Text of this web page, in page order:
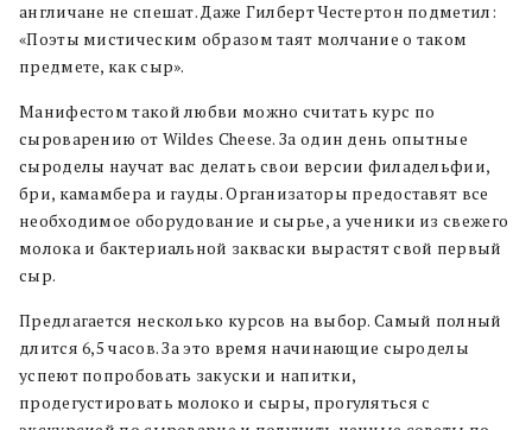
англичане не спешат. Даже Гилберт Честертон подметил:
«Поэты мистическим образом таят молчание о таком
предмете, как сыр».
Манифестом такой любви можно считать курс по
сыроварению от Wildes Cheese. За один день опытные
сыроделы научат вас делать свои версии филадельфии,
бри, камамбера и гауды. Организаторы предоставят все
необходимое оборудование и сырье, а ученики из свежего
молока и бактериальной закваски вырастят свой первый
сыр.
Предлагается несколько курсов на выбор. Самый полный
длится 6,5 часов. За это время начинающие сыроделы
успеют попробовать закуски и напитки,
продегустировать молоко и сыры, прогуляться с